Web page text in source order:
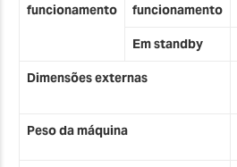
funcionamento
funcionamento
Em standby
Dimensões externas
Peso da máquina